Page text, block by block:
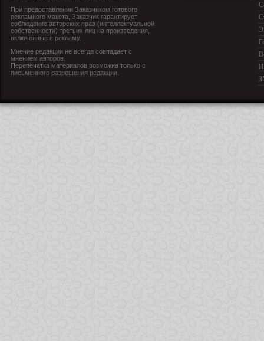
При предоставлении Заказчиком готового
рекламного макета, Заказчик гарантирует
соблюдение авторских прав (интеллектуальной
собственности) третьих лиц на произведения,
включенные в рекламу.
Мнение редакции не всегда совпадает с
мнением авторов.
Перепечатка материалов возможна только с
письменного разрешения редакции.